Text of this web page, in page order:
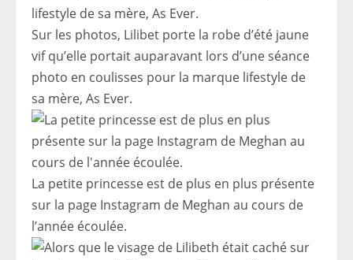
Sur les photos, Lilibet porte la robe d’été jaune
vif qu’elle portait auparavant lors d’une séance
photo en coulisses pour la marque lifestyle de
sa mère, As Ever.
La petite princesse est de plus en plus présente
sur la page Instagram de Meghan au cours de
l’année écoulée.